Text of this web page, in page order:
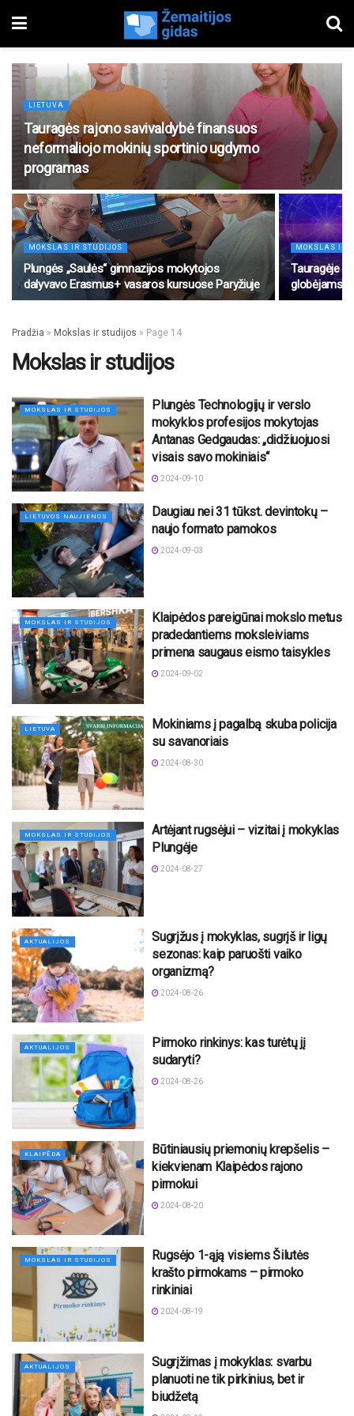
LIETUVA
Tauragės rajono savivaldybė finansuos
neformaliojo mokinių sportinio ugdymo
programas
MOKSLAS IR STUDIJOS
Plungės „Saulės“ gimnazijos mokytojos
dalyvavo Erasmus+ vasaros kursuose Paryžiuje
MOKSLAS IR
Tauragėje
globėjams:
Pradžia » Mokslas ir studijos » Page 14
Mokslas ir studijos
MOKSLAS IR STUDIJOS
Plungės Technologijų ir verslo
mokyklos profesijos mokytojas
Antanas Gedgaudas: „didžiuojuosi
visais savo mokiniais“
2024-09-10
LIETUVOS NAUJIENOS
Daugiau nei 31 tūkst. devintokų –
naujo formato pamokos
2024-09-03
MOKSLAS IR STUDIJOS
Klaipėdos pareigūnai mokslo metus
pradedantiems moksleiviams
primena saugaus eismo taisykles
2024-09-02
LIETUVA
Mokiniams į pagalbą skuba policija
su savanoriais
2024-08-30
MOKSLAS IR STUDIJOS
Artėjant rugsėjui – vizitai į mokyklas
Plungėje
2024-08-27
AKTUALIJOS
Sugrįžus į mokyklas, sugrįš ir ligų
sezonas: kaip paruošti vaiko
organizmą?
2024-08-26
AKTUALIJOS
Pirmoko rinkinys: kas turėtų jį
sudaryti?
2024-08-26
KLAIPĖDA
Būtiniausių priemonių krepšelis –
kiekvienam Klaipėdos rajono
pirmokui
2024-08-20
MOKSLAS IR STUDIJOS
Rugsėjo 1-ąją visiems Šilutės
krašto pirmokams – pirmoko
rinkiniai
2024-08-19
AKTUALIJOS
Sugrįžimas į mokyklas: svarbu
planuoti ne tik pirkinius, bet ir
biudžetą